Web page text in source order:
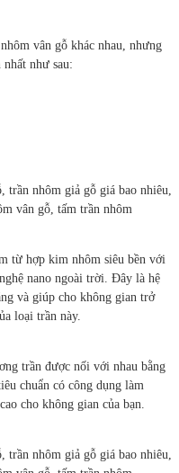
vân gỗ khác nhau, nhưng
như sau:
từ hợp kim nhôm siêu bền với
nano ngoài trời. Đây là hệ
và giúp cho không gian trở
loại trần này.
trần được nối với nhau bằng
chuẩn có công dụng làm
cho không gian của bạn.